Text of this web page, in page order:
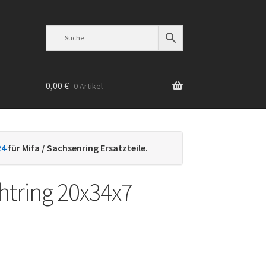
0,00 € 0 Artikel
für Mifa / Sachsenring Ersatzteile.
20x34x7